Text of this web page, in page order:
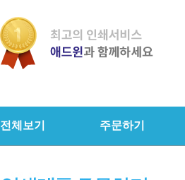
전체보기 주문하기